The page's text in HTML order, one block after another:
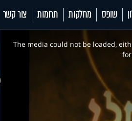
שופס מחלקות תרומות צור קשר
This
modalThe media could not be loaded,